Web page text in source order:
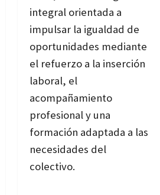
integral orientada a
impulsar la igualdad de
oportunidades mediante
el refuerzo a la inserción
laboral, el
acompañamiento
profesional y una
formación adaptada a las
necesidades del
colectivo.